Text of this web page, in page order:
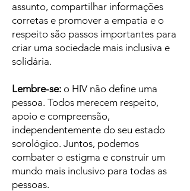
assunto, compartilhar informações
corretas e promover a empatia e o
respeito são passos importantes para
criar uma sociedade mais inclusiva e
solidária.
Lembre-se: o HIV não define uma
pessoa. Todos merecem respeito,
apoio e compreensão,
independentemente do seu estado
sorológico. Juntos, podemos
combater o estigma e construir um
mundo mais inclusivo para todas as
pessoas.